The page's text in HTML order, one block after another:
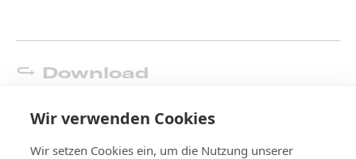
Wir verwenden Cookies
Wir setzen Cookies ein, um die Nutzung unserer
Download